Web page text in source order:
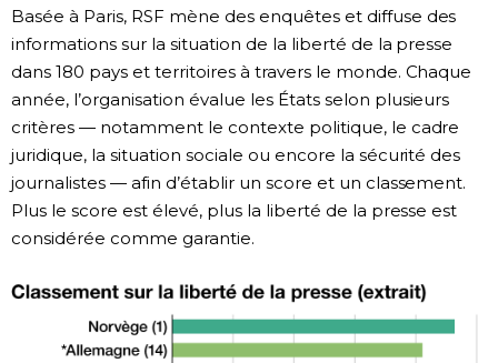
Basée à Paris, RSF mène des enquêtes et diffuse des
informations sur la situation de la liberté de la presse
dans 180 pays et territoires à travers le monde. Chaque
année, l’organisation évalue les États selon plusieurs
critères — notamment le contexte politique, le cadre
juridique, la situation sociale ou encore la sécurité des
journalistes — afin d’établir un score et un classement.
Plus le score est élevé, plus la liberté de la presse est
considérée comme garantie.